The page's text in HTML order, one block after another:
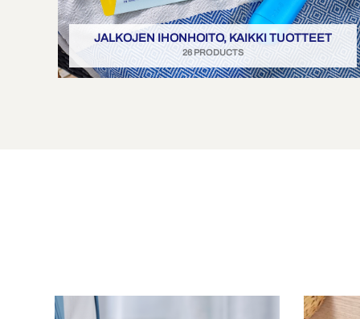
JALKOJEN IHONHOITO, KAIKKI TUOTTEET
26 PRODUCTS